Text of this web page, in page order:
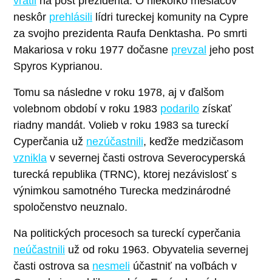
neskôr prehlásili lídri tureckej komunity na Cypre
za svojho prezidenta Raufa Denktasha. Po smrti
Makariosa v roku 1977 dočasne prevzal jeho post
Spyros Kyprianou.
Tomu sa následne v roku 1978, aj v ďalšom
volebnom období v roku 1983 podarilo získať
riadny mandát. Volieb v roku 1983 sa tureckí
Cyperčania už nezúčastnili, keďže medzičasom
vznikla v severnej časti ostrova Severocyperská
turecká republika (TRNC), ktorej nezávislosť s
výnimkou samotného Turecka medzinárodné
spoločenstvo neuznalo.
Na politických procesoch sa tureckí cyperčania
neúčastnili už od roku 1963. Obyvatelia severnej
časti ostrova sa nesmeli účastniť na voľbách v